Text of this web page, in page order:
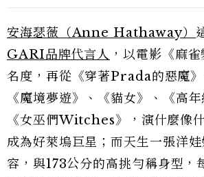
安海瑟薇（Anne Hathaway）
GARI品牌代言人 ，以電影《麻
名度，再從《穿著Prada的惡魔》
《魔境夢遊》、《貓女》、《高
《女巫們Witches》，演什麼像
成為好萊塢巨星；而天生一張洋
容，與173公分的高挑勻稱身型，